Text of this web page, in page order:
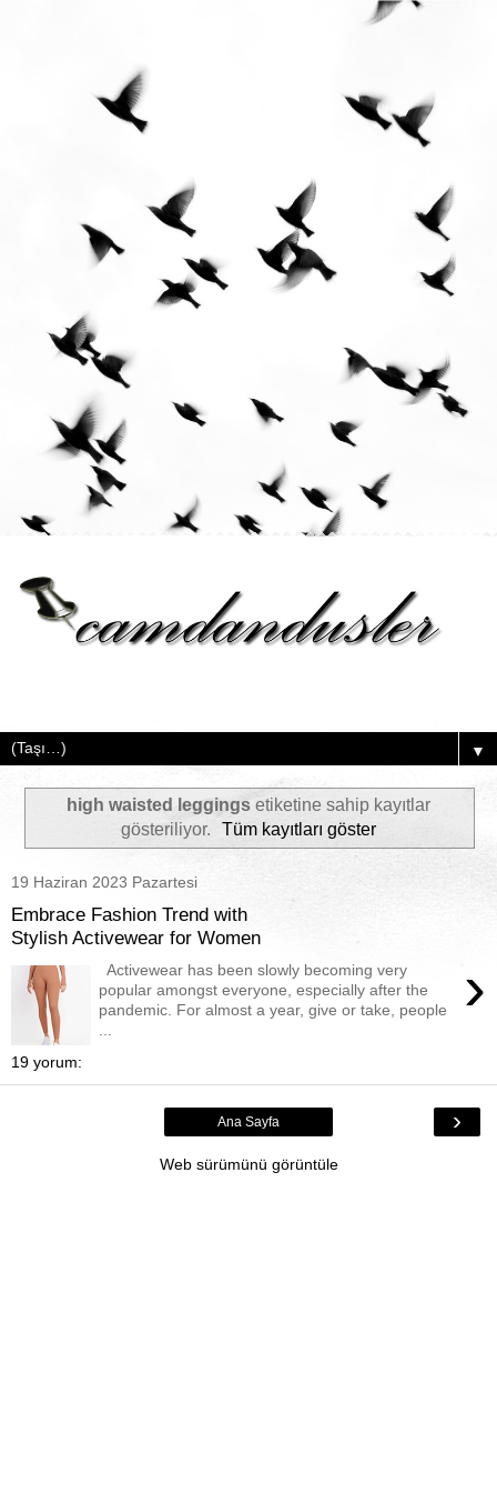
▼
high waisted leggings etiketine sahip kayıtlar
gösteriliyor.
Tüm kayıtları göster
19 Haziran 2023 Pazartesi
Embrace Fashion Trend with
Stylish Activewear for Women
›
Activewear has been slowly becoming very
popular amongst everyone, especially after the
pandemic. For almost a year, give or take, people
19 yorum:
›
Ana Sayfa
Web sürümünü görüntüle